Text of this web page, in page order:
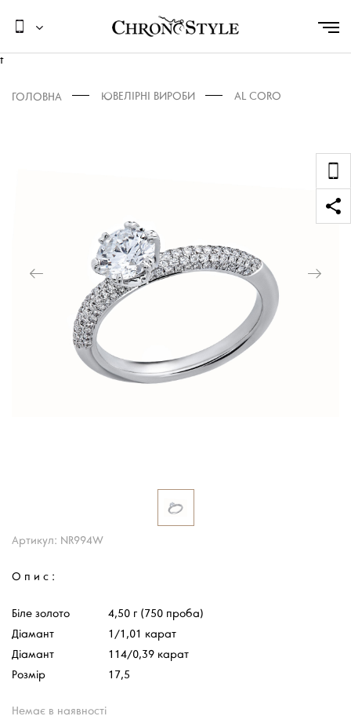
t
ГОЛОВНА AL CORO
ЮВЕЛІРНІ ВИРОБИ
Артикул: NR994W
Опис:
Біле золото
4,50 г (750 проба)
Діамант
1/1,01 карат
Діамант
114/0,39 карат
Розмір
17,5
Немає в наявності